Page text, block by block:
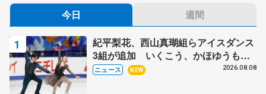
今日 週間
紀平梨花、西山真瑚組らアイスダンス
3組が追加 いくこう、かほゆうも、
木下グループ杯
ニュース NEW 2026.08.08